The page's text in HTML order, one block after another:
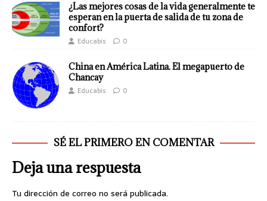
¿Las mejores cosas de la vida generalmente te
esperan en la puerta de salida de tu zona de
confort?
Educabis 0
China en América Latina. El megapuerto de
Chancay
Educabis 0
SÉ EL PRIMERO EN COMENTAR
Deja una respuesta
Tu dirección de correo no será publicada.